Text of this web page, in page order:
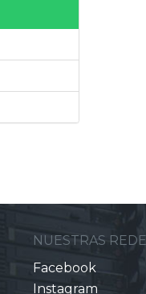
NUESTRAS
Facebook
Instagram